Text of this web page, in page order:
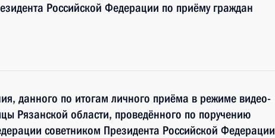
Российской Федерации по приёму граждан
данного по итогам личного приёма в режиме видео-
Рязанской области, проведённого по поручению
советником Президента Российской Федерации